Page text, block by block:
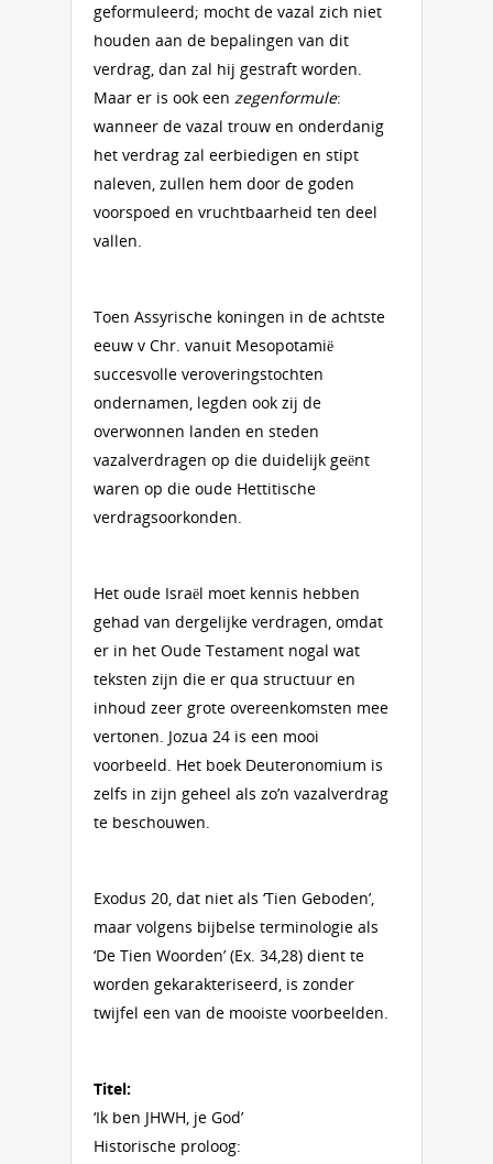
geformuleerd; mocht de vazal zich niet
houden aan de bepalingen van dit
verdrag, dan zal hij gestraft worden.
Maar er is ook een zegenformule:
wanneer de vazal trouw en onderdanig
het verdrag zal eerbiedigen en stipt
naleven, zullen hem door de goden
voorspoed en vruchtbaarheid ten deel
vallen.
Toen Assyrische koningen in de achtste
eeuw v Chr. vanuit Mesopotamië
succesvolle veroveringstochten
ondernamen, legden ook zij de
overwonnen landen en steden
vazalverdragen op die duidelijk geënt
waren op die oude Hettitische
verdragsoorkonden.
Het oude Israël moet kennis hebben
gehad van dergelijke verdragen, omdat
er in het Oude Testament nogal wat
teksten zijn die er qua structuur en
inhoud zeer grote overeenkomsten mee
vertonen. Jozua 24 is een mooi
voorbeeld. Het boek Deuteronomium is
zelfs in zijn geheel als zo’n vazalverdrag
te beschouwen.
Exodus 20, dat niet als ‘Tien Geboden’,
maar volgens bijbelse terminologie als
‘De Tien Woorden’ (Ex. 34,28) dient te
worden gekarakteriseerd, is zonder
twijfel een van de mooiste voorbeelden.
Titel:
‘Ik ben JHWH, je God’
Historische proloog: